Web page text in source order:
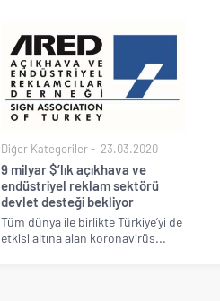
Diğer Kategoriler 23.03.2020
9 milyar $’lık açıkhava ve
endüstriyel reklam sektörü
devlet desteği bekliyor
Tüm dünya ile birlikte Türkiye’yi de
etkisi altına alan koronavirüs...